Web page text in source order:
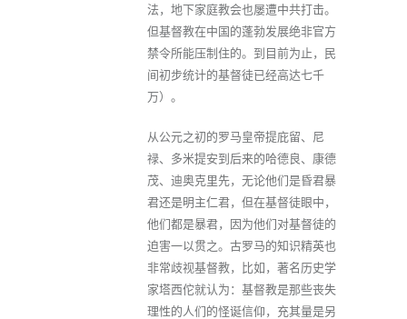
法，地下家庭教会也屡遭中共打击。
但基督教在中国的蓬勃发展绝非官方
禁令所能压制住的。到目前为止，民
间初步统计的基督徒已经高达七千
万）。
从公元之初的罗马皇帝提庇留、尼
禄、多米提安到后来的哈德良、康德
茂、迪奥克里先，无论他们是昏君暴
君还是明主仁君，但在基督徒眼中，
他们都是暴君，因为他们对基督徒的
迫害一以贯之。古罗马的知识精英也
非常歧视基督教，比如，著名历史学
家塔西佗就认为：基督教是那些丧失
理性的人们的怪诞信仰，充其量是另